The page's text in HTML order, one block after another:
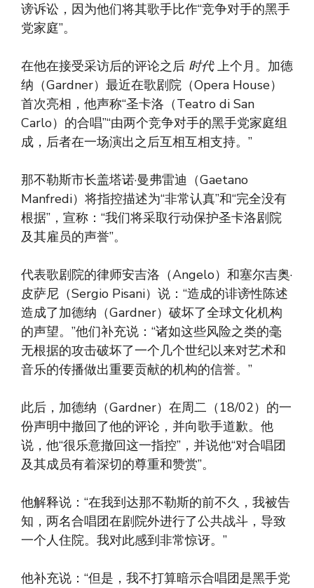
谤诉讼，因为他们将其歌手比作“竞争对手的黑手
党家庭”。
在他在接受采访后的评论之后 时代上个月。加德
纳（Gardner）最近在歌剧院（Opera House）
首次亮相，他声称“圣卡洛（Teatro di San
Carlo）的合唱”“由两个竞争对手的黑手党家庭组
成，后者在一场演出之后互相互相支持。”
那不勒斯市长盖塔诺·曼弗雷迪（Gaetano
Manfredi）将指控描述为“非常认真”和“完全没有
根据”，宣称：“我们将采取行动保护圣卡洛剧院
及其雇员的声誉”。
代表歌剧院的律师安吉洛（Angelo）和塞尔吉奥·
皮萨尼（Sergio Pisani）说：“造成的诽谤性陈述
造成了加德纳（Gardner）破坏了全球文化机构
的声望。”他们补充说：“诸如这些风险之类的毫
无根据的攻击破坏了一个几个世纪以来对艺术和
音乐的传播做出重要贡献的机构的信誉。”
此后，加德纳（Gardner）在周二（18/02）的一
份声明中撤回了他的评论，并向歌手道歉。他
说，他“很乐意撤回这一指控”，并说他“对合唱团
及其成员有着深切的尊重和赞赏”。
他解释说：“在我到达那不勒斯的前不久，我被告
知，两名合唱团在剧院外进行了公共战斗，导致
一个人住院。我对此感到非常惊讶。”
他补充说：“但是，我不打算暗示合唱团是黑手党